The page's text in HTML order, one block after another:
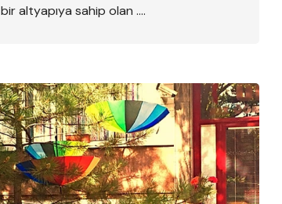
bir altyapıya sahip olan ….